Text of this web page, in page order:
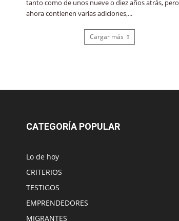
tanto como de unos nueve o diez años atrás, pero
ahora contienen varias adiciones,...
Cargar más
CATEGORÍA POPULAR
Lo de hoy
CRITERIOS
TESTIGOS
EMPRENDEDORES
MIGRANTES